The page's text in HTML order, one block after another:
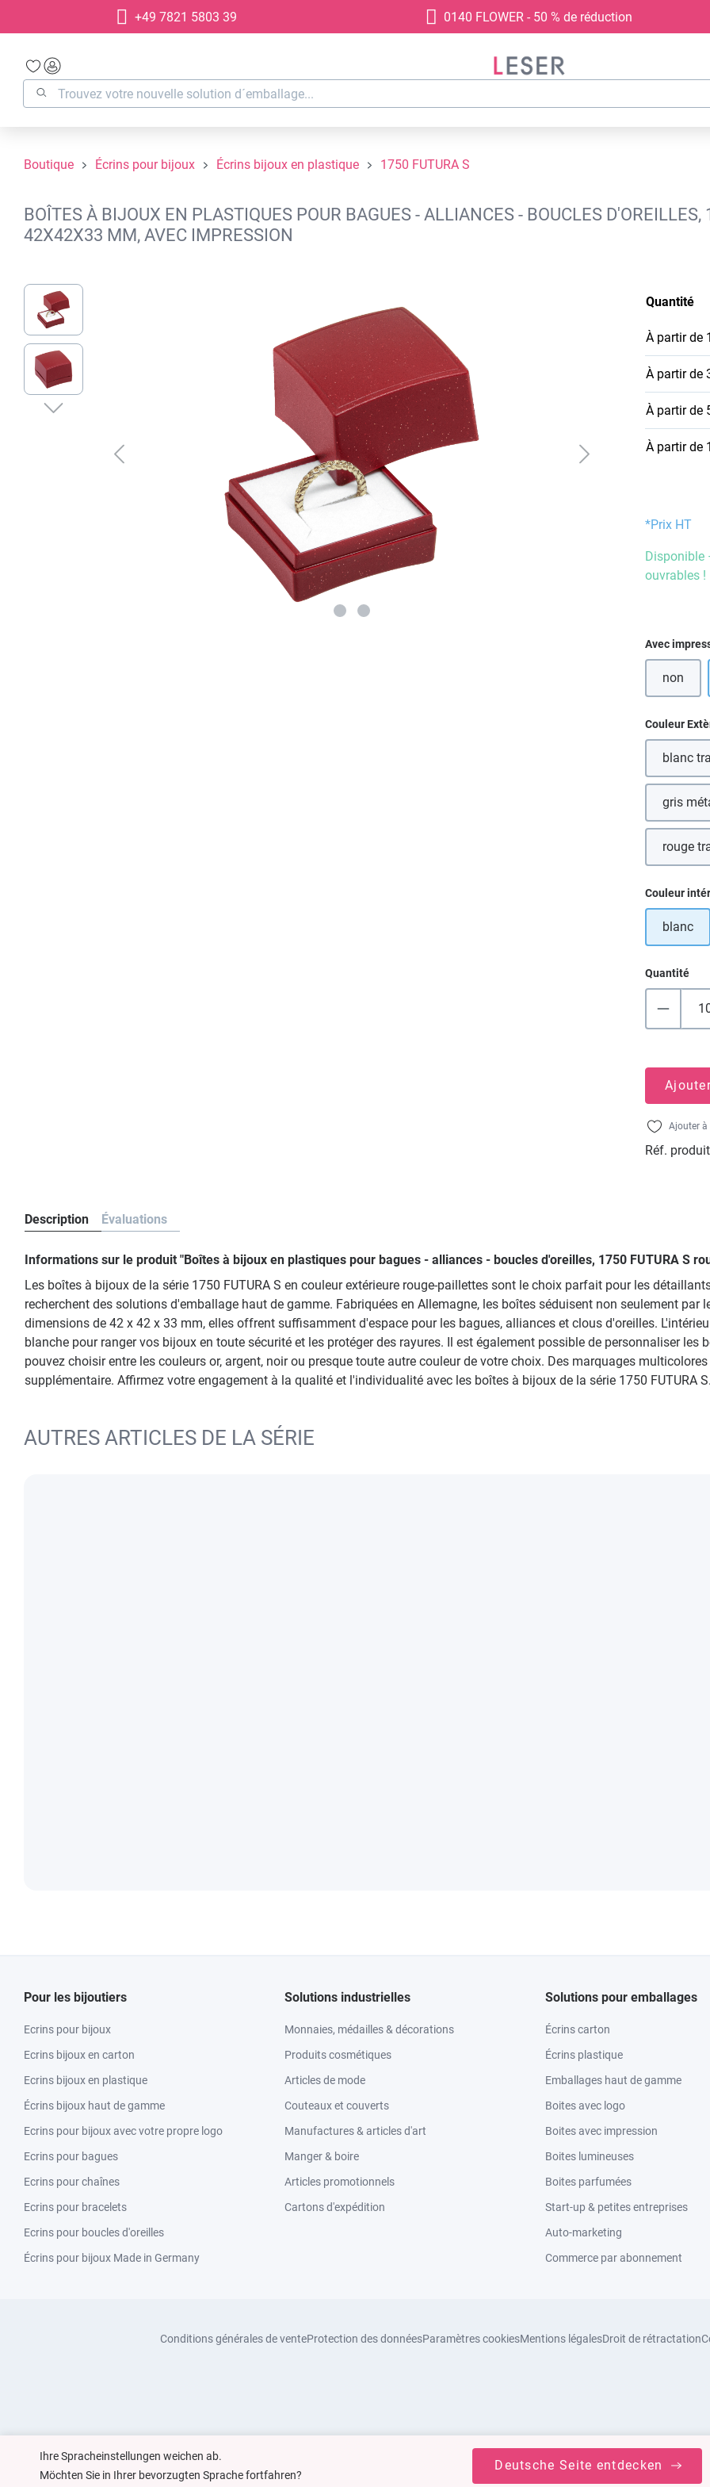
Passer à la navigation principale
+49 7821 5803 39 0140 FLOWER - 50 % de réduction
Boutique Écrins pour bijoux Écrins bijoux en plastique 1750 FUTURA S
BOÎTES À BIJOUX EN PLASTIQUES POUR BAGUES - ALLIANCES - BOUCLES
42X42X33 MM, AVEC IMPRESSION
Ignorer la galerie d'images
Quantité
À partir de
À partir de
À partir de
À partir de
*Prix HT
Disponible
ouvrables !
Avec
non
Couleur
blanc
gris
rouge
Couleur
blanc
Quantité
Ajouter à
Réf.
Description Évaluations
Informations sur le produit "Boîtes à bijoux en plastiques pour bagues - alliances - boucles d'oreilles, 1750 FUTURA S
Les boîtes à bijoux de la série 1750 FUTURA S en couleur extérieure rouge-paillettes sont le choix parfait pour les
recherchent des solutions d'emballage haut de gamme. Fabriquées en Allemagne, les boîtes séduisent non seulement par
dimensions de 42 x 42 x 33 mm, elles offrent suffisamment d'espace pour les bagues, alliances et clous d'oreilles.
blanche pour ranger vos bijoux en toute sécurité et les protéger des rayures. Il est également possible de personnaliser les
pouvez choisir entre les couleurs or, argent, noir ou presque toute autre couleur de votre choix. Des marquages
supplémentaire. Affirmez votre engagement à la qualité et l'individualité avec les boîtes à bijoux de la série 1750 FUTURA S.
AUTRES ARTICLES DE LA SÉRIE
Pour les bijoutiers
Ecrins pour bijoux
Ecrins bijoux en carton
Ecrins bijoux en plastique
Écrins bijoux haut de gamme
Ecrins pour bijoux avec votre propre logo
Ecrins pour bagues
Ecrins pour chaînes
Ecrins pour bracelets
Ecrins pour boucles d'oreilles
Écrins pour bijoux Made in Germany
Solutions industrielles
Monnaies, médailles & décorations
Produits cosmétiques
Articles de mode
Couteaux et couverts
Manufactures & articles d'art
Manger & boire
Articles promotionnels
Cartons d'expédition
Solutions pour emballages
Écrins carton
Écrins plastique
Emballages haut de gamme
Boites avec logo
Boites avec impression
Boites lumineuses
Boites parfumées
Start-up & petites entreprises
Auto-marketing
Commerce par abonnement
Conditions générales de venteProtection des donnéesParamètres cookiesMentions légalesDroit de rétractation
Ihre Spracheinstellungen weichen ab.
Möchten Sie in Ihrer bevorzugten Sprache fortfahren?
Deutsche Seite entdecken